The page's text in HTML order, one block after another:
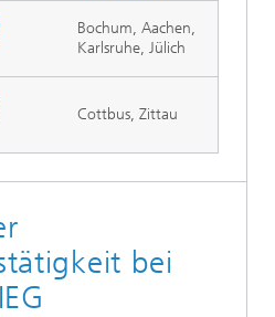
Bochum, Aachen,
Karlsruhe, Jülich
Cottbus, Zittau
bei